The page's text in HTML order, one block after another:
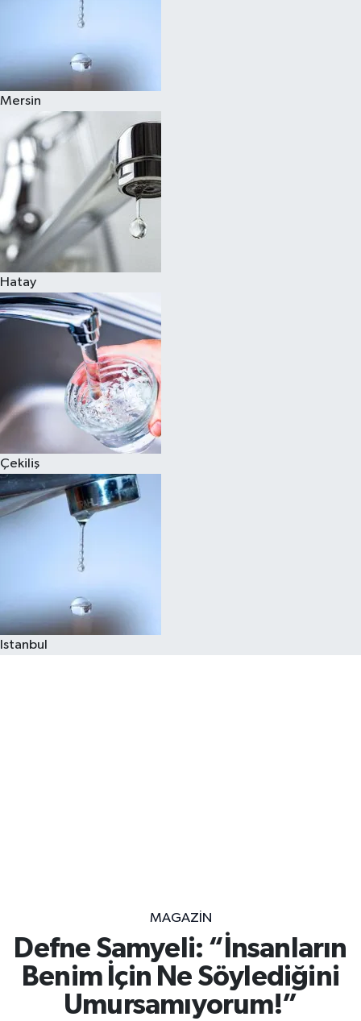
Mersin
Hatay
Çekiliş
Istanbul
MAGAZİN
Defne Samyeli: “İnsanların
Benim İçin Ne Söylediğini
Umursamıyorum!”